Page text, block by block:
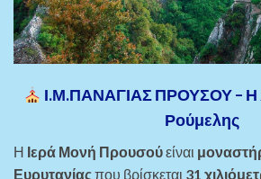
Ι.Μ.ΠΑΝΑΓΙΑΣ ΠΡΟΥΣΟΥ – Η
Ρούμελης
Η Ιερά Μονή Προυσούείναι
Ευρυτανίαςπου βρίσκεται 31